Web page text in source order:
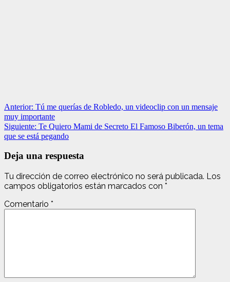
Navegación
de
entradas
Anterior: Tú me querías de Robledo, un videoclip con un mensaje
muy importante
Siguiente: Te Quiero Mami de Secreto El Famoso Biberón, un tema
que se está pegando
Deja una respuesta
Tu dirección de correo electrónico no será publicada. Los
campos obligatorios están marcados con *
Comentario *